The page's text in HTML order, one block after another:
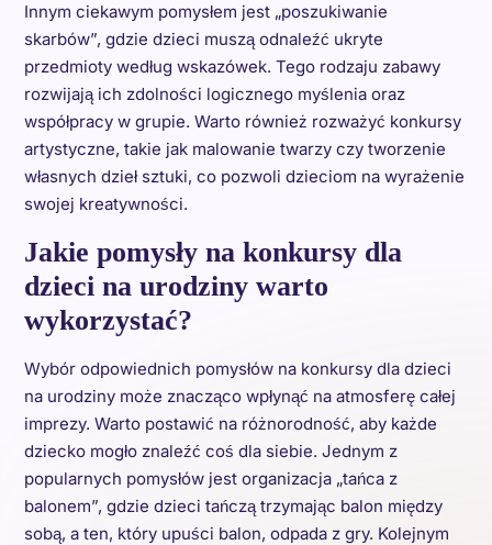
Innym ciekawym pomysłem jest „poszukiwanie
skarbów”, gdzie dzieci muszą odnaleźć ukryte
przedmioty według wskazówek. Tego rodzaju zabawy
rozwijają ich zdolności logicznego myślenia oraz
współpracy w grupie. Warto również rozważyć konkursy
artystyczne, takie jak malowanie twarzy czy tworzenie
własnych dzieł sztuki, co pozwoli dzieciom na wyrażenie
swojej kreatywności.
Jakie pomysły na konkursy dla
dzieci na urodziny warto
wykorzystać?
Wybór odpowiednich pomysłów na konkursy dla dzieci
na urodziny może znacząco wpłynąć na atmosferę całej
imprezy. Warto postawić na różnorodność, aby każde
dziecko mogło znaleźć coś dla siebie. Jednym z
popularnych pomysłów jest organizacja „tańca z
balonem”, gdzie dzieci tańczą trzymając balon między
sobą, a ten, który upuści balon, odpada z gry. Kolejnym